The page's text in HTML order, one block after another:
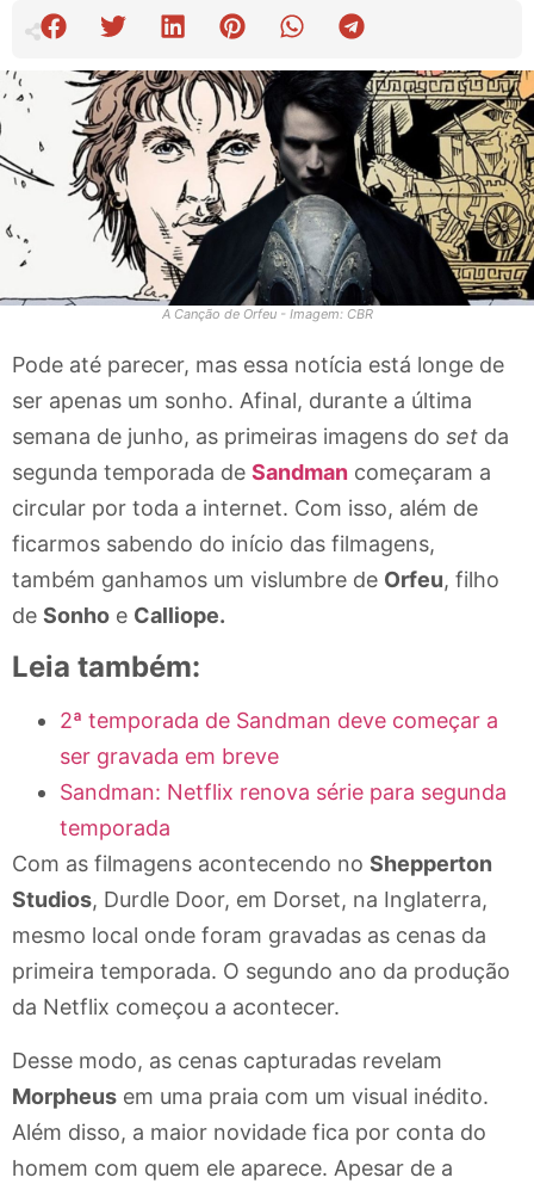
A Canção de Orfeu - Imagem: CBR
Pode até parecer, mas essa notícia está longe de
ser apenas um sonho. Afinal, durante a última
semana de junho, as primeiras imagens do set da
segunda temporada de Sandman começaram a
circular por toda a internet. Com isso, além de
ficarmos sabendo do início das filmagens,
também ganhamos um vislumbre de Orfeu, filho
de Sonho e Calliope.
Leia também:
2ª temporada de Sandman deve começar a
ser gravada em breve
Sandman: Netflix renova série para segunda
temporada
Com as filmagens acontecendo no Shepperton
Studios, Durdle Door, em Dorset, na Inglaterra,
mesmo local onde foram gravadas as cenas da
primeira temporada. O segundo ano da produção
da Netflix começou a acontecer.
Desse modo, as cenas capturadas revelam
Morpheus em uma praia com um visual inédito.
Além disso, a maior novidade fica por conta do
homem com quem ele aparece. Apesar de a